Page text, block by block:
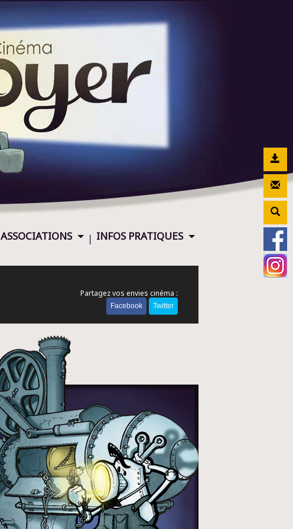
ASSOCIATIONS | INFOS PRATIQUES
Partagez vos envies cinéma :
Facebook Twitter